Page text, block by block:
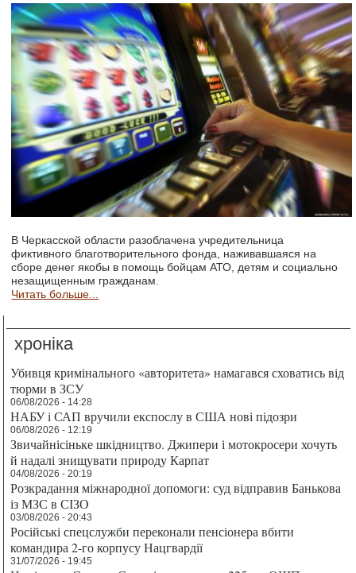
В Черкасской области разоблачена учредительница
фиктивного благотворительного фонда, наживавшаяся на
сборе денег якобы в помощь бойцам АТО, детям и социально
незащищенным гражданам.
Читать больше...
хроніка
Убивця кримінального «авторитета» намагався сховатись від
тюрми в ЗСУ
06/08/2026 - 14:28
НАБУ і САП вручили експослу в США нові підозри
06/08/2026 - 12:19
Звичайнісіньке шкідництво. Джипери і мотокросери хочуть
й надалі знищувати природу Карпат
04/08/2026 - 20:19
Розкрадання міжнародної допомоги: суд відправив Банькова
із МЗС в СІЗО
03/08/2026 - 20:43
Російські спецслужби переконали пенсіонера вбити
командира 2-го корпусу Нацгвардії
31/07/2026 - 19:45